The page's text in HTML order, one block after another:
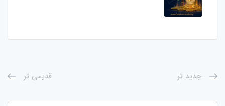
جدید تر قدیمی تر